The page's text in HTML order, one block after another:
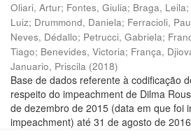
Oliari, Artur; Fontes, Giulia; Braga, Leila;
Luiz; Drummond, Daniela; Ferracioli,
Neves, Dédallo; Petrucci, Gabriela;
Tiago; Benevides, Victoria; França,
Januario, Priscila (2018)
Base de dados referente à codificação
respeito do impeachment de Dilma
de dezembro de 2015 (data em que foi
impeachment) até 31 de agosto de